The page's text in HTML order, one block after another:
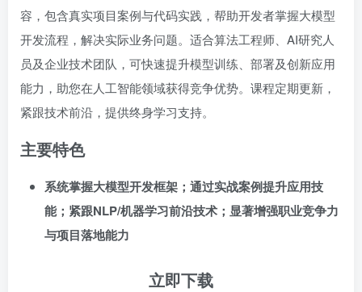
容，包含真实项目案例与代码实践，帮助开发者掌握大模型
开发流程，解决实际业务问题。适合算法工程师、AI研究人
员及企业技术团队，可快速提升模型训练、部署及创新应用
能力，助您在人工智能领域获得竞争优势。课程定期更新，
紧跟技术前沿，提供终身学习支持。
主要特色
系统掌握大模型开发框架；通过实战案例提升应用技
能；紧跟NLP/机器学习前沿技术；显著增强职业竞争力
与项目落地能力
立即下载